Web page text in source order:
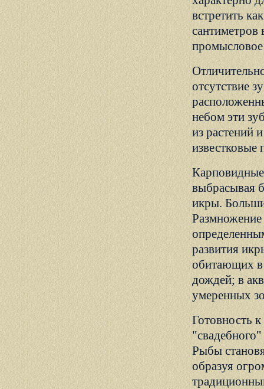
встретить
сантиметров
промысловое
отсутствие
небом эти
из растений
Карповидные
выбрасывая
икры.
развития
обитающих в
дождей; в
умеренных
Готовность
Рыбы
образуя